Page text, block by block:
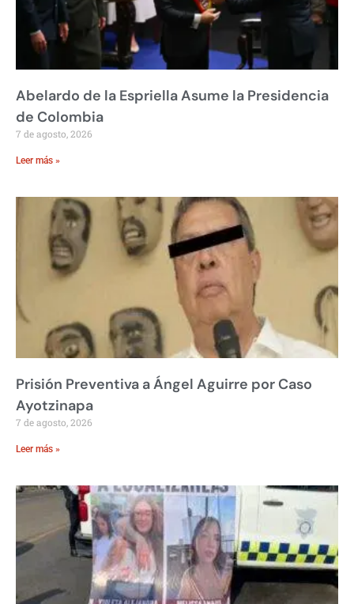
Abelardo de la Espriella Asume la Presidencia
de Colombia
7 de agosto, 2026
Leer más »
Prisión Preventiva a Ángel Aguirre por Caso
Ayotzinapa
7 de agosto, 2026
Leer más »